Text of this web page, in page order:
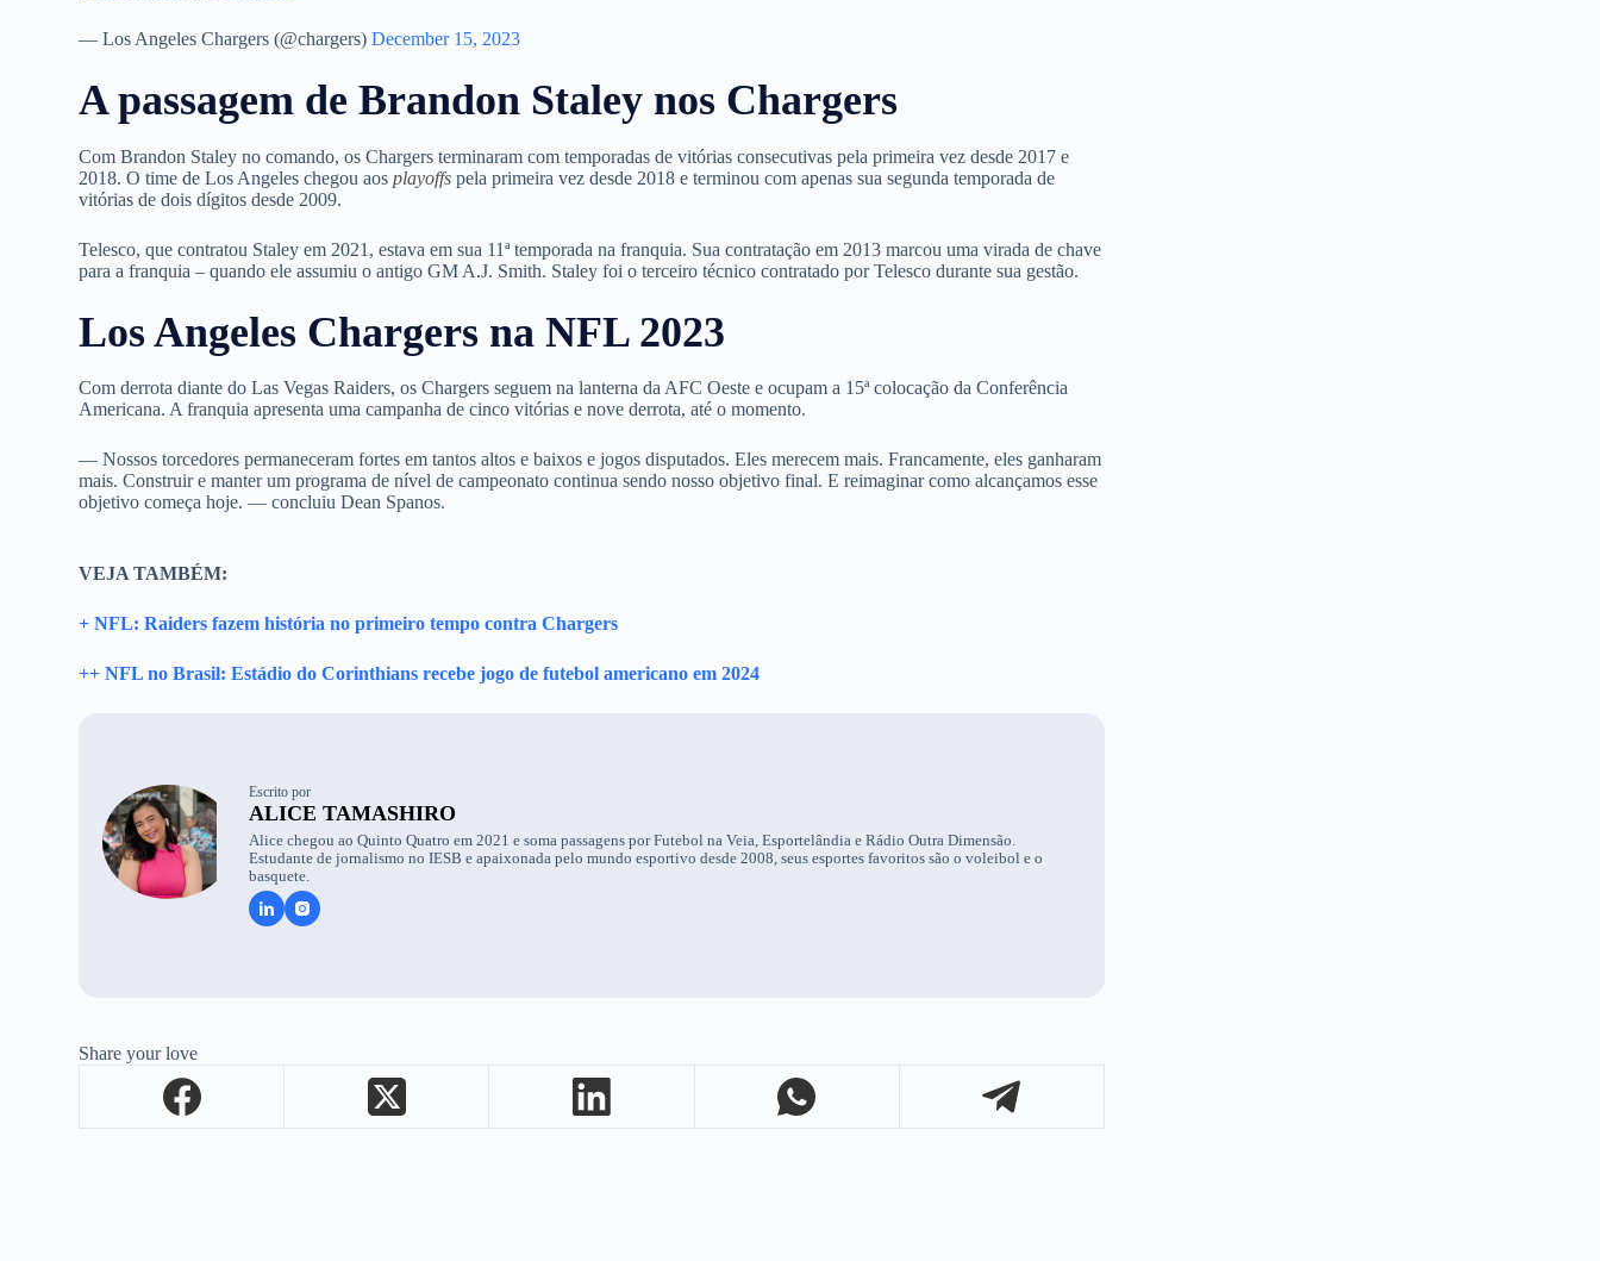
— Los Angeles Chargers (@chargers)December 15, 2023
A passagem de Brandon Staley nos Chargers
Com Brandon Staley no comando, os Chargers terminaram com temporadas de vitórias consecutivas pela primeira vez desde 2017 e
2018. O time de Los Angeles chegou aosplayoffs pela primeira vez desde 2018 e terminou com apenas sua segunda temporada de
vitórias de dois dígitos desde 2009.
Telesco, que contratou Staley em 2021, estava em sua 11ª temporada na franquia. Sua contratação em 2013 marcou uma virada de chave
para a franquia – quando ele assumiu o antigo GM A.J. Smith. Staley foi o terceiro técnico contratado por Telesco durante sua gestão.
Los Angeles Chargers na NFL 2023
Com derrota diante do Las Vegas Raiders, os Chargers seguem na lanterna da AFC Oeste e ocupam a 15ª colocação da Conferência
Americana. A franquia apresenta uma campanha de cinco vitórias e nove derrota, até o momento.
— Nossos torcedores permaneceram fortes em tantos altos e baixos e jogos disputados. Eles merecem mais. Francamente, eles ganharam
mais. Construir e manter um programa de nível de campeonato continua sendo nosso objetivo final. E reimaginar como alcançamos esse
objetivo começa hoje. — concluiu Dean Spanos.
VEJA TAMBÉM:
+ NFL: Raiders fazem história no primeiro tempo contra Chargers
++ NFL no Brasil: Estádio do Corinthians recebe jogo de futebol americano em 2024
Escrito por
ALICE TAMASHIRO
Alice chegou ao Quinto Quatro em 2021 e soma passagens por Futebol na Veia, Esportelândia e Rádio Outra Dimensão.
Estudante de jornalismo no IESB e apaixonada pelo mundo esportivo desde 2008, seus esportes favoritos são o voleibol e o
basquete.
Share your love